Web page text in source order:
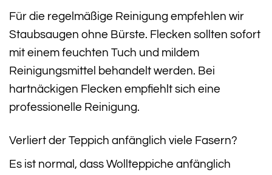
Für die regelmäßige Reinigung empfehlen wir
Staubsaugen ohne Bürste. Flecken sollten sofort
mit einem feuchten Tuch und mildem
Reinigungsmittel behandelt werden. Bei
hartnäckigen Flecken empfiehlt sich eine
professionelle Reinigung.
Verliert der Teppich anfänglich viele Fasern?
Es ist normal, dass Wollteppiche anfänglich